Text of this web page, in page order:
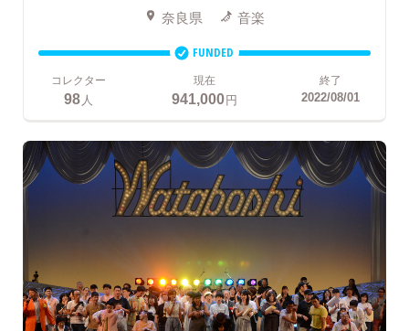
奈良県 音楽
FUNDED
コレクター
98 人
現在
941,000円
終了
2022/08/01